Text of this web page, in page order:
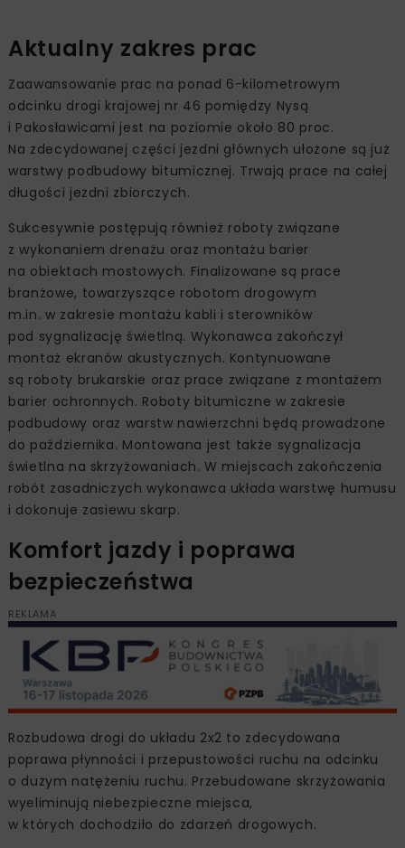
Aktualny zakres prac
Zaawansowanie prac na ponad 6-kilometrowym
odcinku drogi krajowej nr 46 pomiędzy Nysą
i Pakosławicami jest na poziomie około 80 proc.
Na zdecydowanej części jezdni głównych ułożone są już
warstwy podbudowy bitumicznej. Trwają prace na całej
długości jezdni zbiorczych.
Sukcesywnie postępują również roboty związane
z wykonaniem drenażu oraz montażu barier
na obiektach mostowych. Finalizowane są prace
branżowe, towarzyszące robotom drogowym
m.in. w zakresie montażu kabli i sterowników
pod sygnalizację świetlną. Wykonawca zakończył
montaż ekranów akustycznych. Kontynuowane
są roboty brukarskie oraz prace związane z montażem
barier ochronnych. Roboty bitumiczne w zakresie
podbudowy oraz warstw nawierzchni będą prowadzone
do października. Montowana jest także sygnalizacja
świetlna na skrzyżowaniach. W miejscach zakończenia
robót zasadniczych wykonawca układa warstwę humusu
i dokonuje zasiewu skarp.
Komfort jazdy i poprawa
bezpieczeństwa
REKLAMA
Rozbudowa drogi do układu 2x2 to zdecydowana
poprawa płynności i przepustowości ruchu na odcinku
o dużym natężeniu ruchu. Przebudowane skrzyżowania
wyeliminują niebezpieczne miejsca,
w których dochodziło do zdarzeń drogowych.